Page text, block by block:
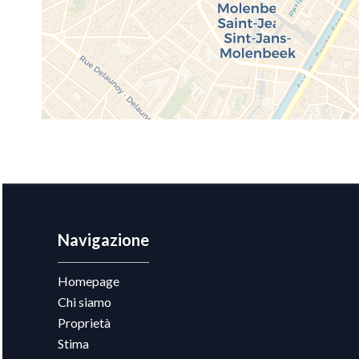
Navigazione
Homepage
Chi siamo
Proprietà
Stima